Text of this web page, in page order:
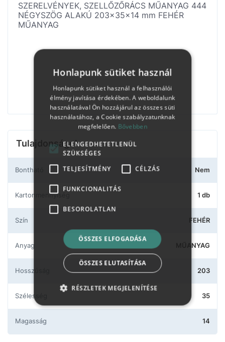
SZERELVÉNYEK, SZELLŐZŐRÁCS MŰANYAG 444
NÉGYSZÖG ALAKÚ 203x35x14 mm FEHÉR
MŰANYAG
Tulajdonságok
Bontható Nem
Kartonmennyiség 1 db
Szín FEHÉR
Anyag MŰANYAG
Hosszúság 203
Szélesség 35
Magasság 14
Honlapunk sütiket használ
Honlapunk sütiket használ a felhasználói
élmény javítása érdekében. A weboldalunk
használatával Ön hozzájárul az összes süti
használatához, a Cookie szabályzatunknak
megfelelően. Bővebben
ELENGEDHETETLENÜL
SZÜKSÉGES
TELJESÍTMÉNY
CÉLZÁS
FUNKCIONALITÁS
BESOROLATLAN
ÖSSZES ELFOGADÁSA
ÖSSZES ELUTASÍTÁSA
RÉSZLETEK MEGJELENÍTÉSE